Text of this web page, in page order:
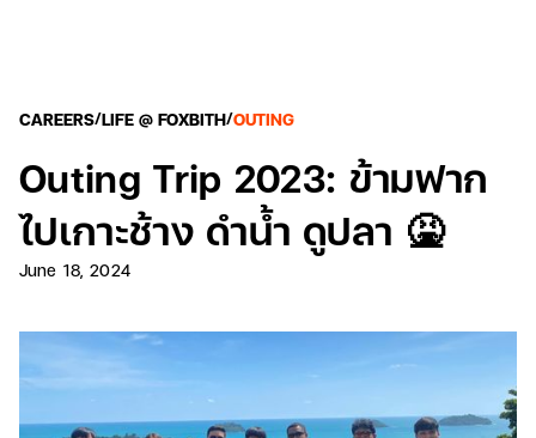
CAREERS/LIFE @ FOXBITH/OUTING
Outing Trip 2023: ข้ามฟาก
ไปเกาะช้าง ดำน้ำ ดูปลา 🤮
June 18, 2024